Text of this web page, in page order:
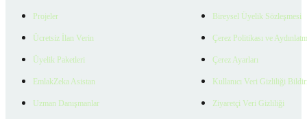
Projeler
Ücretsiz İlan Verin
Üyelik Paketleri
EmlakZeka Asistan
Uzman Danışmanlar
Bireysel Üyelik Sözleşmesi
Çerez Politikası ve
Çerez Ayarları
Kullanıcı Veri Gizliliği
Ziyaretçi Veri Gizliliği